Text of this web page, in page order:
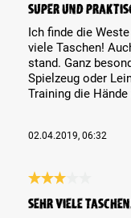
Super und
Ich finde die
viele Taschen!
stand. Ganz
Spielzeug oder
Training die
02.04.2019, 06:32
Sehr viele